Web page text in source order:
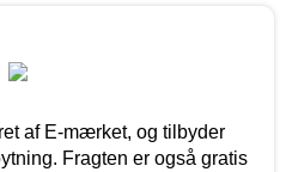
af E-mærket, og tilbyder
Fragten er også gratis